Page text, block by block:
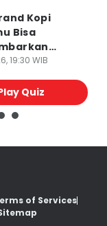
Kopi
Bisa
Lho!
19:30 WIB
Quiz
of Services